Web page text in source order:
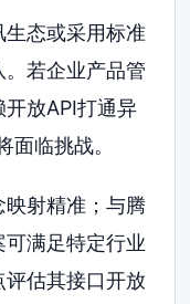
生态或采用标准
若企业产品管
放API打通异
临挑战。
映射精准；与腾
满足特定行业
估其接口开放